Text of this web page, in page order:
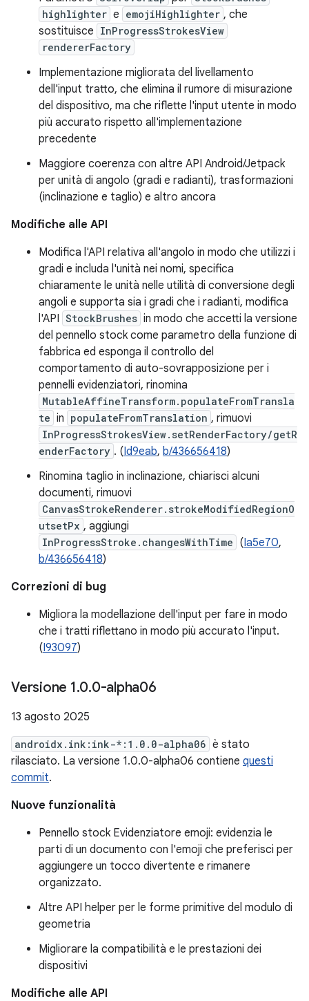
highlighter e emojiHighlighter , che
sostituisce InProgressStrokesView
rendererFactory
Implementazione migliorata del livellamento
dell'input tratto, che elimina il rumore di misurazione
del dispositivo, ma che riflette l'input utente in modo
più accurato rispetto all'implementazione
precedente
Maggiore coerenza con altre API Android/Jetpack
per unità di angolo (gradi e radianti), trasformazioni
(inclinazione e taglio) e altro ancora
Modifiche alle API
Modifica l'API relativa all'angolo in modo che utilizzi i
gradi e includa l'unità nei nomi, specifica
chiaramente le unità nelle utilità di conversione degli
angoli e supporta sia i gradi che i radianti, modifica
l'API StockBrushes in modo che accetti la versione
del pennello stock come parametro della funzione di
fabbrica ed esponga il controllo del
comportamento di auto-sovrapposizione per i
pennelli evidenziatori, rinomina
MutableAffineTransform.populateFromTransla
te in populateFromTranslation , rimuovi
InProgressStrokesView.setRenderFactory/getR
enderFactory . (Id9eab, b/436656418)
Rinomina taglio in inclinazione, chiarisci alcuni
documenti, rimuovi
CanvasStrokeRenderer.strokeModifiedRegionO
utsetPx , aggiungi
InProgressStroke.changesWithTime (Ia5e70,
b/436656418)
Correzioni di bug
Migliora la modellazione dell'input per fare in modo
che i tratti riflettano in modo più accurato l'input.
(I93097)
Versione 1.0.0-alpha06
13 agosto 2025
androidx.ink:ink-*:1.0.0-alpha06 è stato
rilasciato. La versione 1.0.0-alpha06 contiene questi
commit.
Nuove funzionalità
Pennello stock Evidenziatore emoji: evidenzia le
parti di un documento con l'emoji che preferisci per
aggiungere un tocco divertente e rimanere
organizzato.
Altre API helper per le forme primitive del modulo di
geometria
Migliorare la compatibilità e le prestazioni dei
dispositivi
Modifiche alle API